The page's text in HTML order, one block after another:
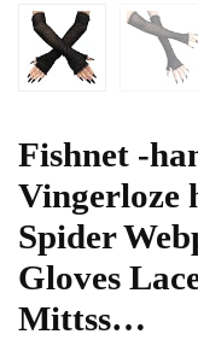
Fishnet -
Vingerloze
Spider
Gloves
Mittss…